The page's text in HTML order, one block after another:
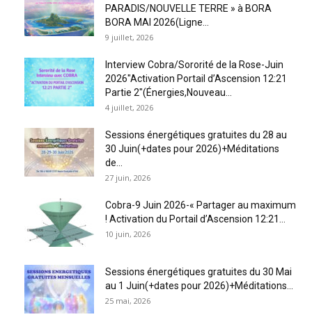
PARADIS/NOUVELLE TERRE » à BORA
BORA MAI 2026(Ligne...
9 juillet, 2026
Interview Cobra/Sororité de la Rose-Juin
2026″Activation Portail d’Ascension 12:21
Partie 2″(Énergies,Nouveau...
4 juillet, 2026
Sessions énergétiques gratuites du 28 au
30 Juin(+dates pour 2026)+Méditations
de...
27 juin, 2026
Cobra-9 Juin 2026-« Partager au maximum
! Activation du Portail d’Ascension 12:21...
10 juin, 2026
Sessions énergétiques gratuites du 30 Mai
au 1 Juin(+dates pour 2026)+Méditations...
25 mai, 2026